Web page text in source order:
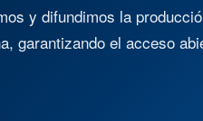
y difundimos la
garantizando el acceso